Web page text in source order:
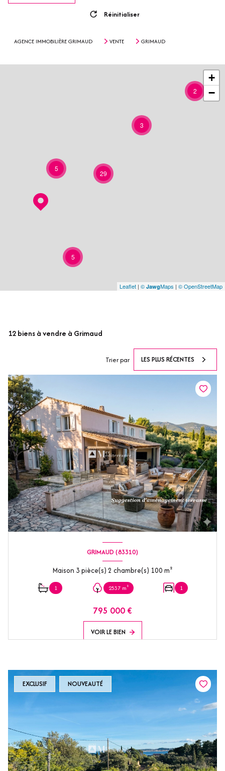
Réinitialiser
AGENCE IMMOBILIÈRE GRIMAUD VENTE GRIMAUD
2
5
3
5
29
+
−
Leaflet | © JawgMaps | © OpenStreetMap
12biens à vendre à Grimaud
Trier par LES PLUS RÉCENTES
GRIMAUD (83310)
Maison 3 pièce(s) 2 chambre(s) 100 m²
1 2537 m² 1
795 000 €
VOIR LE BIEN
EXCLUSIF NOUVEAUTÉ